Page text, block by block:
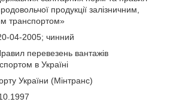
продукції залізничним,
транспортом»
04-2005; чинний
перевезень вантажів
в Україні
України (Мінтранс)